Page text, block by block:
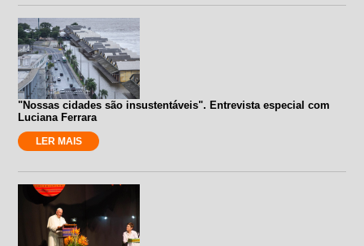
"Nossas cidades são insustentáveis". Entrevista especial com
Luciana Ferrara
LER MAIS